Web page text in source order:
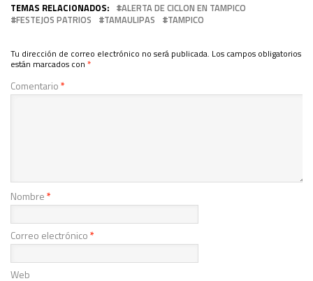
TEMAS RELACIONADOS:
ALERTA DE CICLON EN TAMPICO
FESTEJOS PATRIOS
TAMAULIPAS TAMPICO
Tu dirección de correo electrónico no será publicada. Los campos obligatorios
están marcados con *
Comentario*
Nombre*
Correo electrónico*
Web